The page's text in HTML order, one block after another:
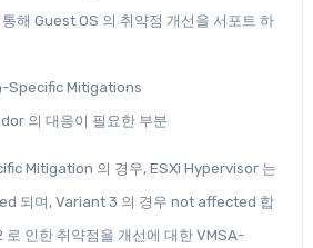
해 Guest OS 의 취약점 개선을 서포트 하
Specific Mitigations
의 대응이 필요한 부분
Mitigation 의 경우, ESXi Hypervisor 는
되며, Variant 3 의 경우 not affected 합
로 인한 취약점을 개선에 대한 VMSA-